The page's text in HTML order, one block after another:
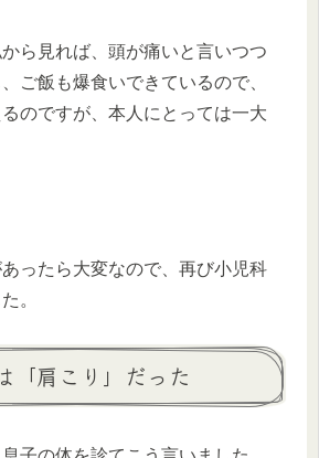
から見れば、頭が痛いと言いつつ
ご飯も爆食いできているので、
のですが、本人にとっては一大
ったら大変なので、再び小児科
。
「肩こり」だった